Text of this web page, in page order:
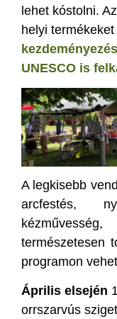
lehet kóstolni.
helyi
kezdeményezés
UNESCO is
A legkisebb
arcfestés,
természetesen
programon
Április elsején
orrszarvús